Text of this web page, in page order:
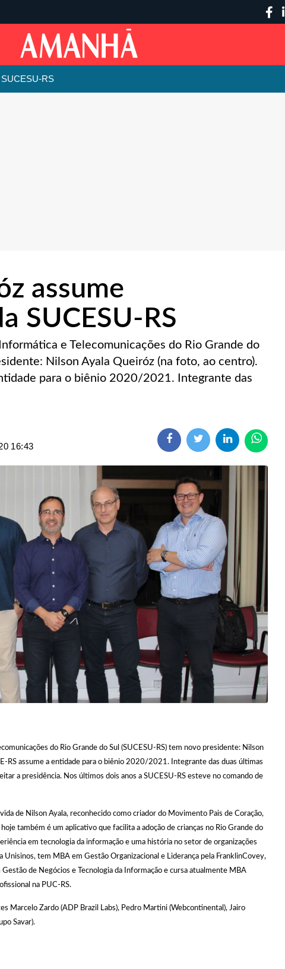
RS
assume
SUCESU-RS
e Telecomunicações do Rio Grande do
Nilson Ayala Queiróz (na foto, ao centro).
para o biênio 2020/2021. Integrante das
16:43
do Rio Grande do Sul (SUCESU-RS) tem novo presidente: Nilson
RS assume a entidade para o biênio 2020/2021. Integrante das duas últimas
a presidência. Nos últimos dois anos a SUCESU-RS esteve no comando de
de Nilson Ayala, reconhecido como criador do Movimento Pais de Coração,
também é um aplicativo que facilita a adoção de crianças no Rio Grande do
em tecnologia da informação e uma história no setor de organizações
Unisinos, tem MBA em Gestão Organizacional e Liderança pela FranklinCovey,
de Negócios e Tecnologia da Informação e cursa atualmente MBA
na PUC-RS.
Marcelo Zardo (ADP Brazil Labs), Pedro Martini (Webcontinental), Jairo
Savar).